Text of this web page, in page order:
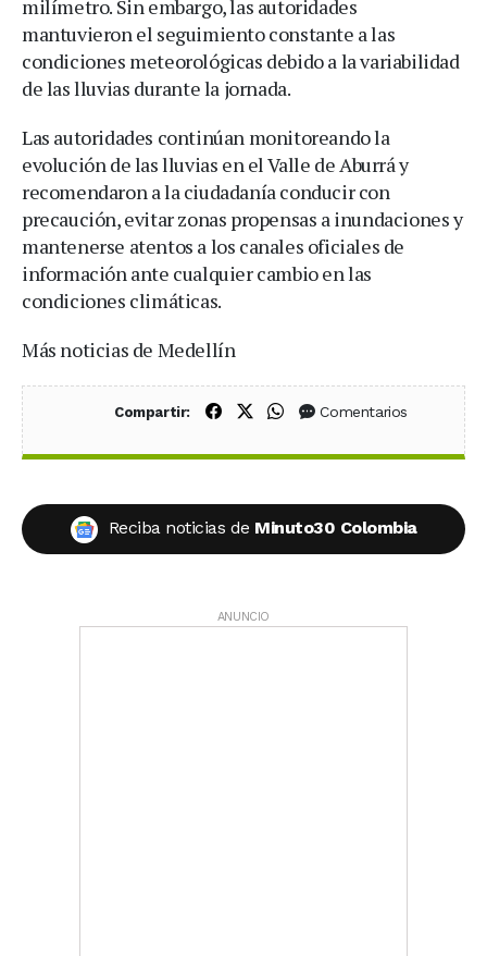
milímetro. Sin embargo, las autoridades
mantuvieron el seguimiento constante a las
condiciones meteorológicas debido a la variabilidad
de las lluvias durante la jornada.
Las autoridades continúan monitoreando la
evolución de las lluvias en el Valle de Aburrá y
recomendaron a la ciudadanía conducir con
precaución, evitar zonas propensas a inundaciones y
mantenerse atentos a los canales oficiales de
información ante cualquier cambio en las
condiciones climáticas.
Más noticias de Medellín
Compartir: Compartir en Facebook
Compartir en X (Twitter)
Compartir en WhatsApp
Comentarios
Reciba noticias de Minuto30 Colombia
ANUNCIO